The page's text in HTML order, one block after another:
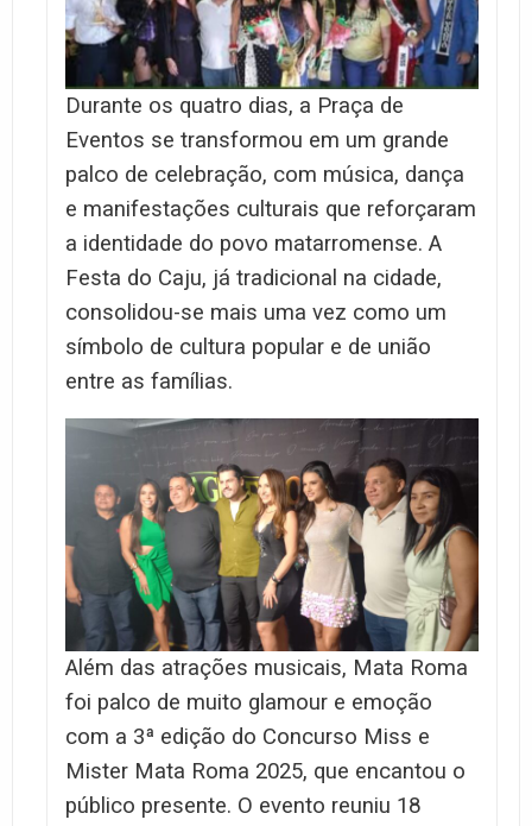
Durante os quatro dias, a Praça de
Eventos se transformou em um grande
palco de celebração, com música, dança
e manifestações culturais que reforçaram
a identidade do povo matarromense. A
Festa do Caju, já tradicional na cidade,
consolidou-se mais uma vez como um
símbolo de cultura popular e de união
entre as famílias.
Além das atrações musicais, Mata Roma
foi palco de muito glamour e emoção
com a 3ª edição do Concurso Miss e
Mister Mata Roma 2025, que encantou o
público presente. O evento reuniu 18